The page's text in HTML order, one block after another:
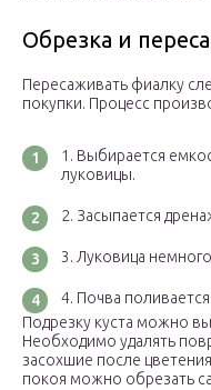
Обрезка и
Пересаживать фиалку
покупки. Процесс
Выбирается
луковицы.
Засыпается
Луковица
Почва
Подрезку куста можно
Необходимо удалять
засохшие после
покоя можно обрезать